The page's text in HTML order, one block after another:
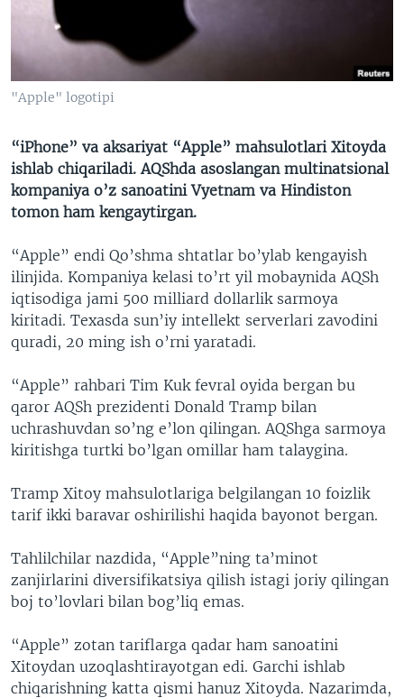
VIDEO
XABARLAR SURATLARDA
ODNOKLASSNIKI
TELEGRAM
TWITTER
"Apple" logotipi
“iPhone” va aksariyat “Apple” mahsulotlari Xitoyda
ishlab chiqariladi. AQShda asoslangan multinatsional
kompaniya o’z sanoatini Vyetnam va Hindiston
tomon ham kengaytirgan.
“Apple” endi Qo’shma shtatlar bo’ylab kengayish
ilinjida. Kompaniya kelasi to’rt yil mobaynida AQSh
iqtisodiga jami 500 milliard dollarlik sarmoya
kiritadi. Texasda sun’iy intellekt serverlari zavodini
quradi, 20 ming ish o’rni yaratadi.
“Apple” rahbari Tim Kuk fevral oyida bergan bu
qaror AQSh prezidenti Donald Tramp bilan
uchrashuvdan so’ng e’lon qilingan. AQShga sarmoya
kiritishga turtki bo’lgan omillar ham talaygina.
Tramp Xitoy mahsulotlariga belgilangan 10 foizlik
tarif ikki baravar oshirilishi haqida bayonot bergan.
Tahlilchilar nazdida, “Apple”ning ta’minot
zanjirlarini diversifikatsiya qilish istagi joriy qilingan
boj to’lovlari bilan bog’liq emas.
“Apple” zotan tariflarga qadar ham sanoatini
Xitoydan uzoqlashtirayotgan edi. Garchi ishlab
chiqarishning katta qismi hanuz Xitoyda. Nazarimda,